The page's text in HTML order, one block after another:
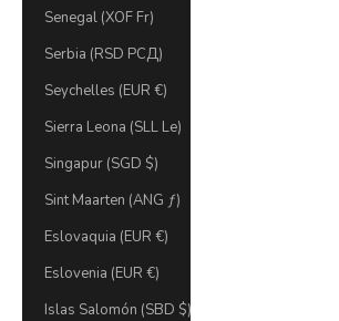
Senegal (XOF Fr)
Serbia (RSD РСД)
Seychelles (EUR €)
Sierra Leona (SLL Le)
Singapur (SGD $)
Sint Maarten (ANG ƒ)
Eslovaquia (EUR €)
Eslovenia (EUR €)
Islas Salomón (SBD $)